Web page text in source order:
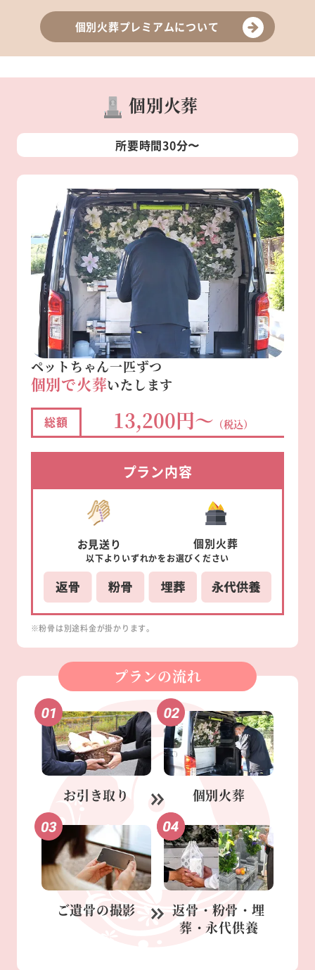
個別火葬プレミアムについて
個別火葬
所要時間30分〜
ペットちゃん一匹ずつ
個別で火葬いたします
総額 13,200円～ （税込）
プラン内容
お見送り 個別火葬
以下より いずれかをお選びください
※粉骨は別途料金が掛かります。
プランの流れ
お引き取り 個別火葬
ご遺骨の撮影 返骨・粉骨・ 埋
葬・永代供養